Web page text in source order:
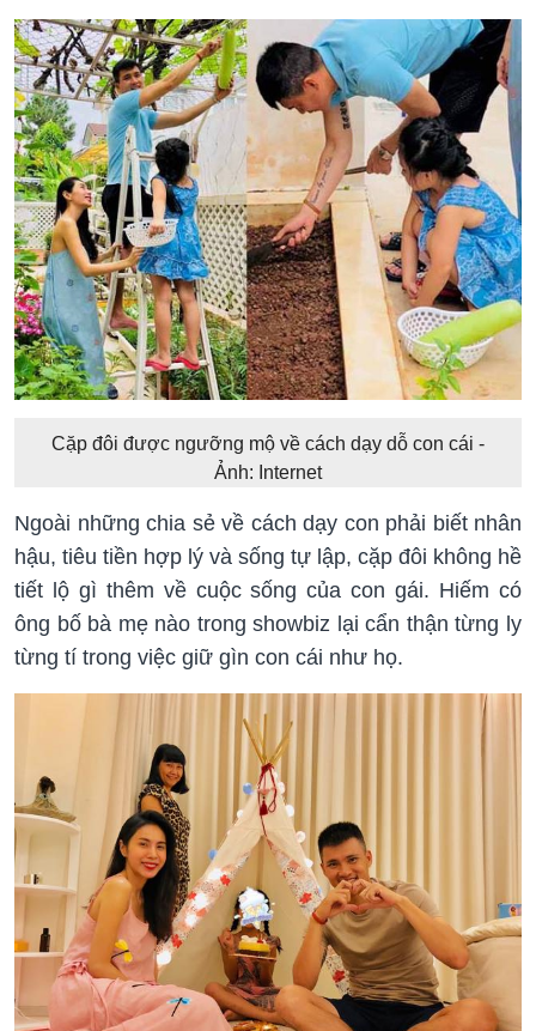
Cặp đôi được ngưỡng mộ về cách dạy dỗ con cái -
Ảnh: Internet
Ngoài những chia sẻ về cách dạy con phải biết nhân
hậu, tiêu tiền hợp lý và sống tự lập, cặp đôi không hề
tiết lộ gì thêm về cuộc sống của con gái. Hiếm có
ông bố bà mẹ nào trong showbiz lại cẩn thận từng ly
từng tí trong việc giữ gìn con cái như họ.